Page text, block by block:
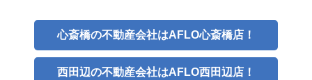
心斎橋の不動産会社はAFLO心斎橋店！
西田辺の不動産会社はAFLO西田辺店！